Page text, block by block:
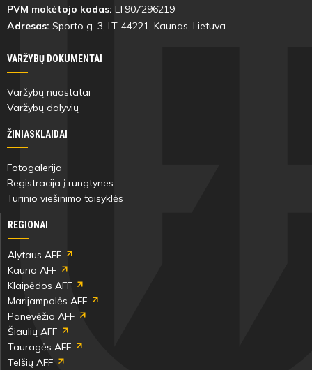
PVM mokėtojo kodas: LT907296219
Adresas: Sporto g. 3, LT-44221, Kaunas, Lietuva
VARŽYBŲ DOKUMENTAI
Varžybų nuostatai
Varžybų dalyvių
ŽINIASKLAIDAI
Fotogalerija
Registracija į rungtynes
Turinio viešinimo taisyklės
REGIONAI
Alytaus AFF
Kauno AFF
Klaipėdos AFF
Marijampolės AFF
Panevėžio AFF
Šiaulių AFF
Tauragės AFF
Telšių AFF